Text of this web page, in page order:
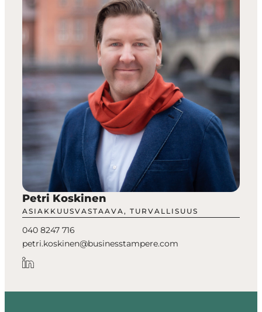
Petri Koskinen
ASIAKKUUSVASTAAVA, TURVALLISUUS
040 8247 716
petri.koskinen@businesstampere.com